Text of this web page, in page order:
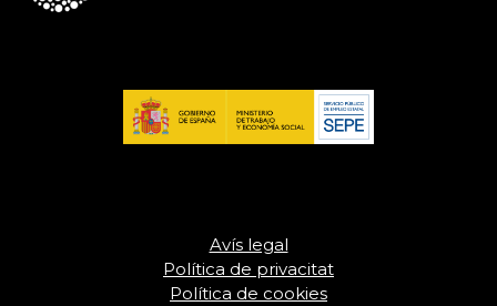
Avís legal
Política de privacitat
Política de cookies